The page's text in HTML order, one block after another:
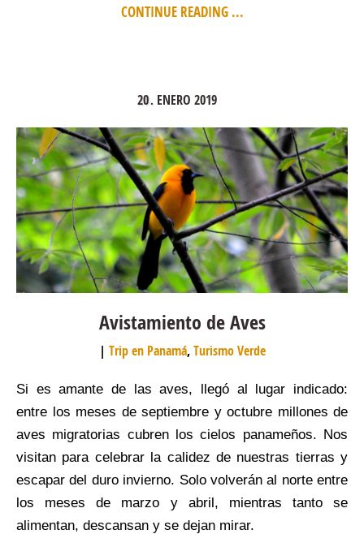
CONTINUE READING ...
20. ENERO 2019
Avistamiento de Aves
Trip en Panamá,Turismo Verde
Si es amante de las aves, llegó al lugar indicado:
entre los meses de septiembre y octubre millones de
aves migratorias cubren los cielos panameños. Nos
visitan para celebrar la calidez de nuestras tierras y
escapar del duro invierno. Solo volverán al norte entre
los meses de marzo y abril, mientras tanto se
alimentan, descansan y se dejan mirar.